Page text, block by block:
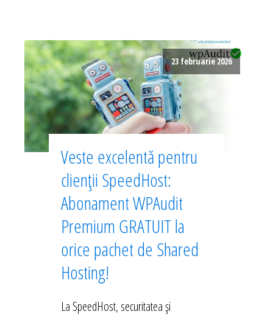
23 februarie 2026
Veste excelentă pentru
clienții SpeedHost:
Abonament WPAudit
Premium GRATUIT la
orice pachet de Shared
Hosting!
La SpeedHost, securitatea și